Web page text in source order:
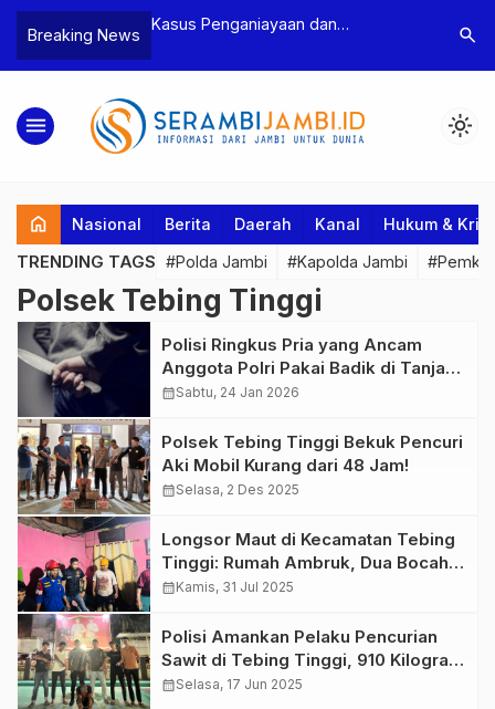
Breaking News
Bea Cukai
Pelaku beserta
dan 146 Gram
Kasus Penganiayaan dan
Tebo Tetapkan Dua Tersangka
Polres
Dua
search
menu light_mode
home Nasional Berita Daerah Kanal Hukum &
TRENDING TAGS #Polda Jambi #Kapolda Jambi
Polsek Tebing Tinggi
Polisi Ringkus Pria yang Ancam
Anggota Polri Pakai Badik di Tanjab
Barat
calendar_monthSabtu, 24 Jan 2026
Polsek Tebing Tinggi Bekuk Pencuri
Aki Mobil Kurang dari 48 Jam!
calendar_monthSelasa, 2 Des 2025
Longsor Maut di Kecamatan Tebing
Tinggi: Rumah Ambruk, Dua Bocah
Meregang Nyawa, Ini Kisah Pilu di
calendar_monthKamis, 31 Jul 2025
Polisi Amankan Pelaku Pencurian
Sawit di Tebing Tinggi, 910 Kilogram
Buah Sawit Disita
calendar_monthSelasa, 17 Jun 2025